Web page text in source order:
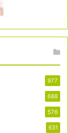
977
688
576
631